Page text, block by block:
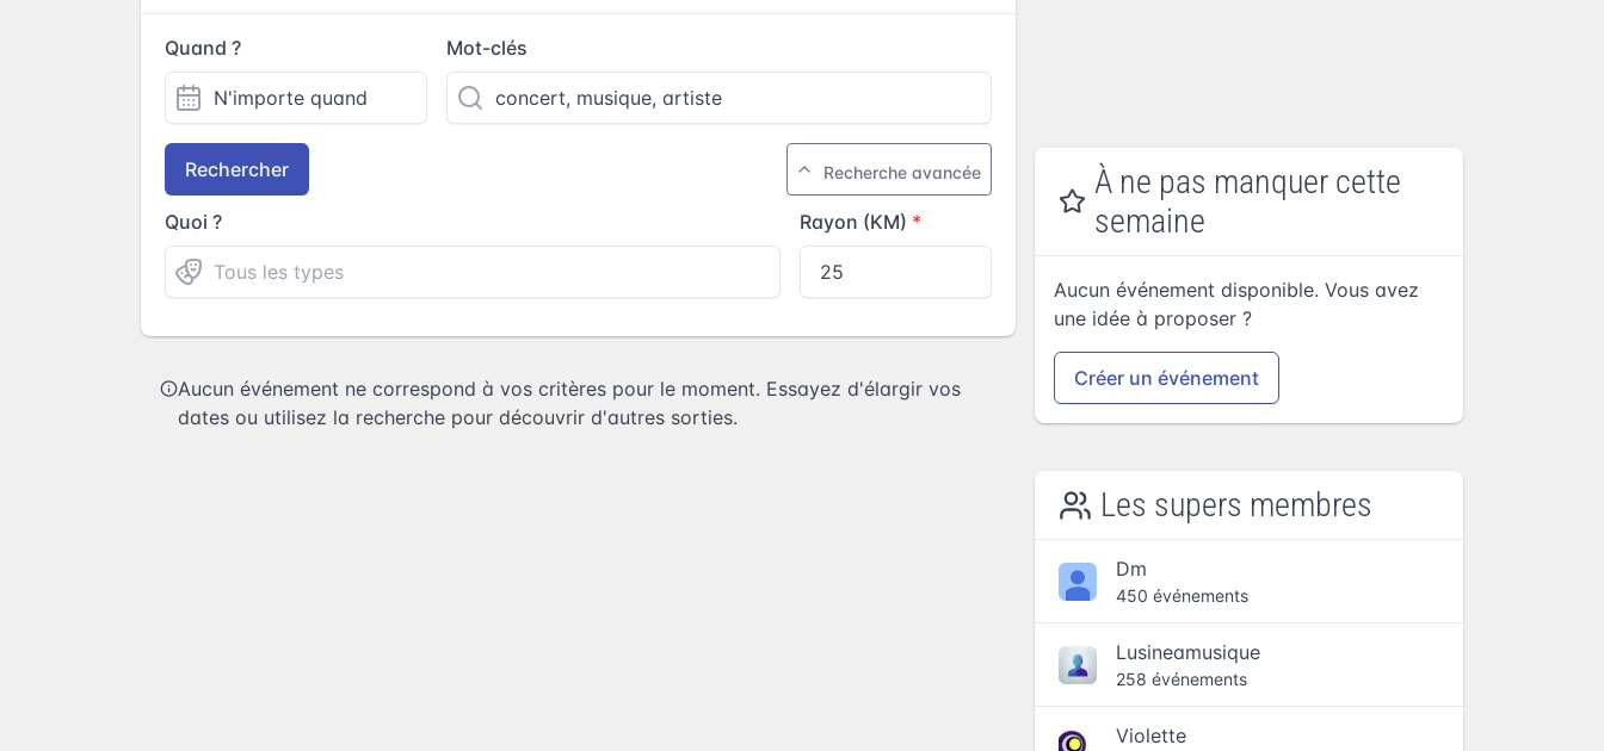
Quand ? Mot-clés
Rechercher Recherche avancée
Quoi ? Rayon (KM)
Aucun événement ne correspond à vos critères pour le moment. Essayez d'élargir vos
dates ou utilisez la recherche pour découvrir d'autres sorties.
À ne pas manquer cette
semaine
Aucun événement disponible. Vous avez
une idée à proposer ?
Créer un événement
Les supers membres
Dm
450 événements
Lusineamusique
258 événements
Violette